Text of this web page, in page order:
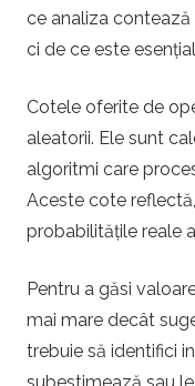
e
o
t
b
a
l
ce analiza
ci de ce este
Cotele oferite de
aleatorii. Ele sunt
algoritmi care
Aceste cote
probabilitățile reale
Pentru a găsi
mai mare decât
trebuie să identifici